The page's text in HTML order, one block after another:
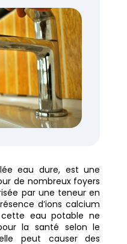
eau dure, est une
de nombreux foyers
par une teneur en
d’ions calcium
eau potable ne
la santé selon le
peut causer des